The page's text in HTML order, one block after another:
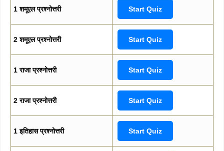
1 शमूएल प्रश्नोत्तरी Start Quiz
2 शमूएल प्रश्नोत्तरी Start Quiz
1 राजा प्रश्नोत्तरी Start Quiz
2 राजा प्रश्नोत्तरी Start Quiz
1 इतिहास प्रश्नोत्तरी Start Quiz